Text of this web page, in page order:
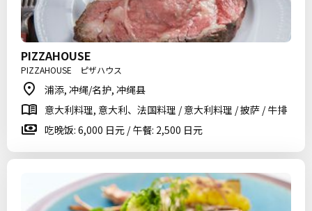
PIZZAHOUSE
PIZZAHOUSE ピザハウス
浦添, 冲绳/名护, 冲绳县
意大利料理, 意大利、法国料理 / 意大利料理 / 披萨 / 牛排
吃晚饭: 6,000 日元 / 午餐: 2,500 日元